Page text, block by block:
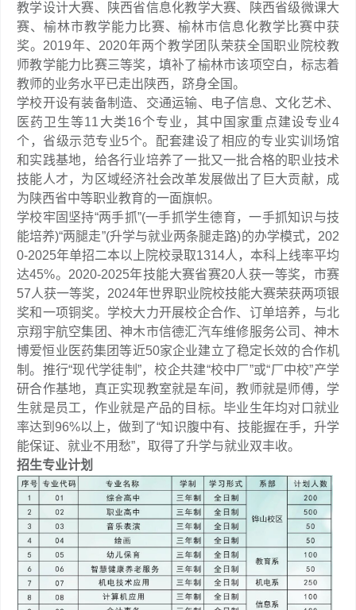
教学设计大赛、陕西省信息化教学大赛、陕西省级微课大
赛、榆林市教学能力比赛、榆林市信息化教学比赛中获
奖。2019年、2020年两个教学团队荣获全国职业院校教
师教学能力比赛三等奖，填补了榆林市该项空白，标志着
教师的业务水平已走出陕西，跻身全国。
学校开设有装备制造、交通运输、电子信息、文化艺术、
医药卫生等11大类16个专业，其中国家重点建设专业4
个，省级示范专业5个。配套建设了相应的专业实训场馆
和实践基地，给各行业培养了一批又一批合格的职业技术
技能人才，为区域经济社会改革发展做出了巨大贡献，成
为陕西省中等职业教育的一面旗帜。
学校牢固坚持“两手抓”(一手抓学生德育，一手抓知识与技
能培养)“两腿走”(升学与就业两条腿走路)的办学模式，202
0-2025年单招二本以上院校录取1314人，本科上线率平均
达45%。2020-2025年技能大赛省赛20人获一等奖，市赛
57人获一等奖，2024年世界职业院校技能大赛荣获两项银
奖和一项铜奖。学校大力开展校企合作、订单培养，与北
京翔宇航空集团、神木市信德汇汽车维修服务公司、神木
博爱恒业医药集团等近50家企业建立了稳定长效的合作机
制。推行“现代学徒制”，校企共建“校中厂”或“厂中校”产学
研合作基地，真正实现教室就是车间，教师就是师傅，学
生就是员工，作业就是产品的目标。毕业生年均对口就业
率达到96%以上，做到了“知识腹中有、技能握在手，升学
能保证、就业不用愁”，取得了升学与就业双丰收。
招生专业计划